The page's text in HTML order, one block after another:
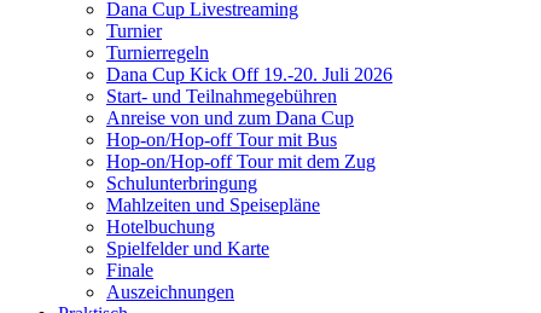
Dana Cup Livestreaming
Turnier
Turnierregeln
Dana Cup Kick Off 19.-20. Juli 2026
Start- und Teilnahmegebühren
Anreise von und zum Dana Cup
Hop-on/Hop-off Tour mit Bus
Hop-on/Hop-off Tour mit dem Zug
Schulunterbringung
Mahlzeiten und Speisepläne
Hotelbuchung
Spielfelder und Karte
Finale
Auszeichnungen